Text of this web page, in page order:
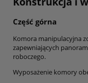
Część górna
Komora manipulacyjna
zapewniających
roboczego.
Wyposażenie komory